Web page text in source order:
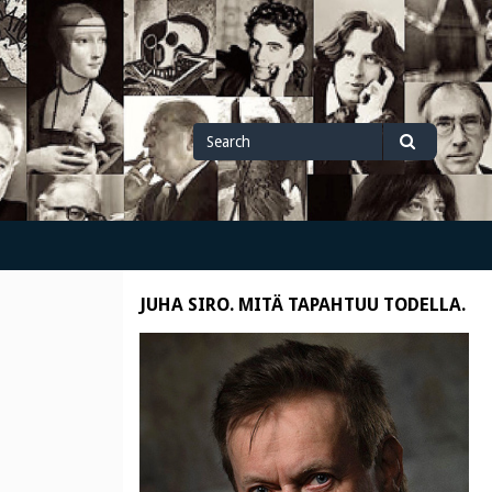
Search
for
Search
JUHA SIRO. MITÄ TAPAHTUU TODELLA.